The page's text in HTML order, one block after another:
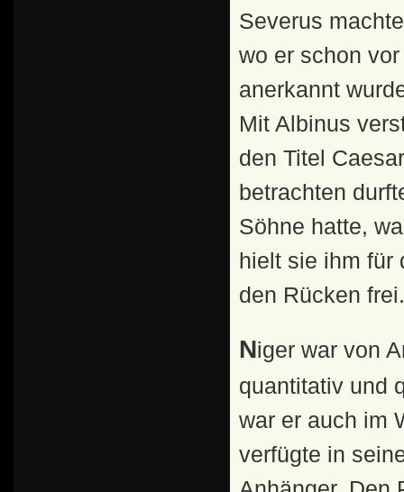
Severus
wo er schon
anerkannt
Mit Albinus
den Titel
betrachten
Söhne hatte,
hielt sie ihm für
den Rücken frei.
Niger war von Anfang an benachteiligt, da seine Legionen
quantitativ und
war er auch im
verfügte in